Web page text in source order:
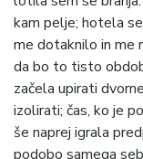
kam pelje; hotela
me dotaknilo in me
da bo to tisto
začela upirati
izolirati; čas, ko je
še naprej igrala
podobo samega